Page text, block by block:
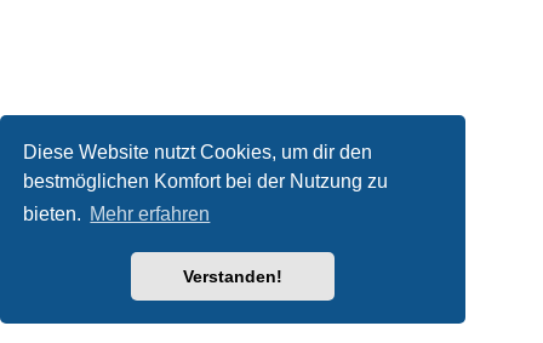
Diese Website nutzt Cookies, um dir den
bestmöglichen Komfort bei der Nutzung zu
bieten. Mehr erfahren
Verstanden!